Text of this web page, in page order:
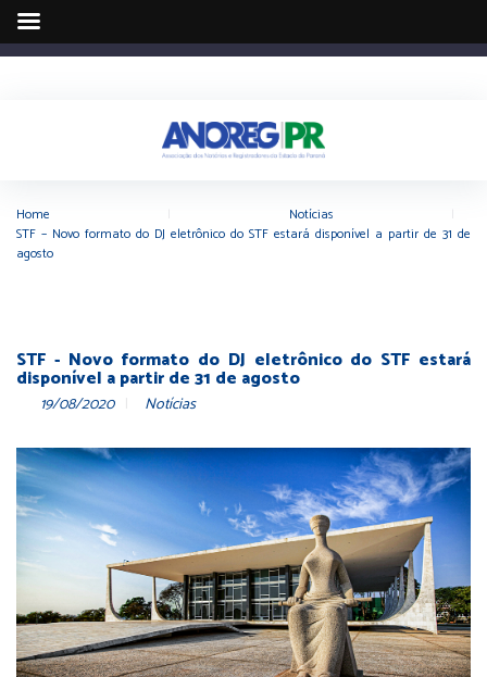
Home Notícias
STF – Novo formato do DJ eletrônico do STF estará disponível a partir de 31 de
agosto
STF - Novo formato do DJ eletrônico do STF estará
disponível a partir de 31 de agosto
19/08/2020 Notícias